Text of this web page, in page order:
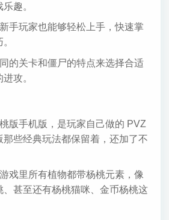
趣。
手玩家也能够轻松上手，快速掌
的关卡和僵尸的特点来选择合适
攻。
版手机版，是玩家自己做的 PVZ
那些经典玩法都保留着，还加了不
戏里所有植物都带杨桃元素，像
甚至还有杨桃猫咪、金币杨桃这